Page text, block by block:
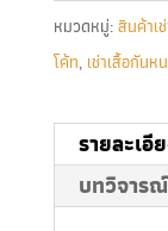
หมวดหมู่:สินค้าเ
โค้ท, เช่าเสื้อกันห
รายละเอี
บทวิจาร